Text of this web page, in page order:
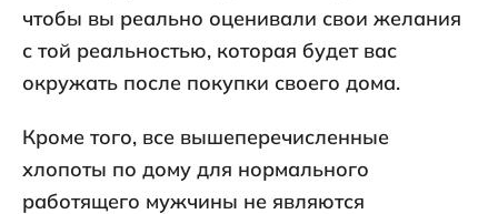
чтобы вы реально оценивали свои желания
с той реальностью, которая будет вас
окружать после покупки своего дома.
Кроме того, все вышеперечисленные
хлопоты по дому для нормального
работящего мужчины не являются